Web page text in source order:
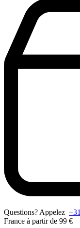
Questions? Appelez
France à partir de 99 €